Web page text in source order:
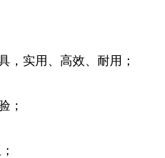
，实用、高效、耐用；
；